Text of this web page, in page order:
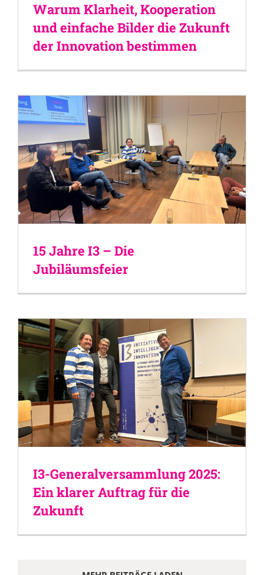
Warum Klarheit, Kooperation
und einfache Bilder die Zukunft
der Innovation bestimmen
15 Jahre I3 – Die
Jubiläumsfeier
I3-Generalversammlung 2025:
Ein klarer Auftrag für die
Zukunft